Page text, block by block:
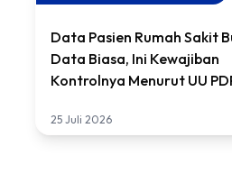
Data Pasien Rumah Sakit
Data Biasa, Ini Kewajiban
Kontrolnya Menurut UU
25 Juli 2026